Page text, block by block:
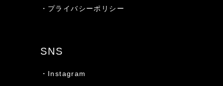
・プライバシーポリシー
SNS
・Instagram